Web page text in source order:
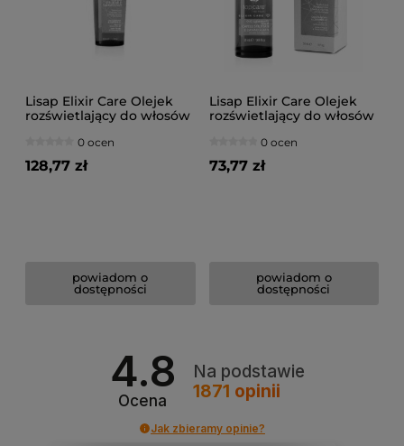
Lisap Elixir Care Olejek
rozświetlający do włosów
0 ocen
128,77 zł
powiadom o
dostępności
Lisap Elixir Care Olejek
rozświetlający do włosów
0 ocen
73,77 zł
powiadom o
dostępności
4.8
Ocena
Na podstawie
1871 opinii
Jak zbieramy opinie?